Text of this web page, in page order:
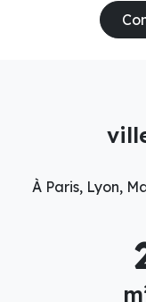
À Paris, Lyon,